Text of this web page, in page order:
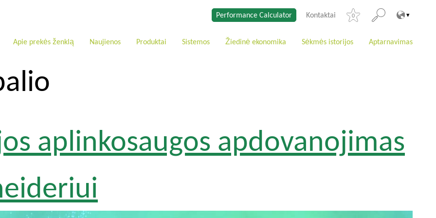
Performance Calculator Kontaktai 0
Apie prekės ženklą Naujienos Produktai Sistemos Žiedinė ekonomika Sėkmės istorijos Aptarnavimas
aplinkosaugos apdovanojimas